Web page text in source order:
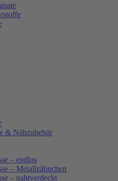
& Nähzubehör
– endlos
– Metallzähnchen
– nahtverdeckt